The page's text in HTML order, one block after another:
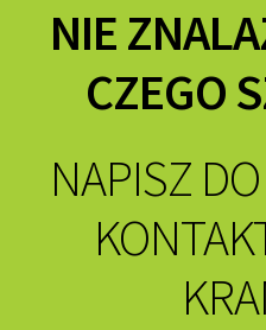
NIE
CZEGO
NAPISZ